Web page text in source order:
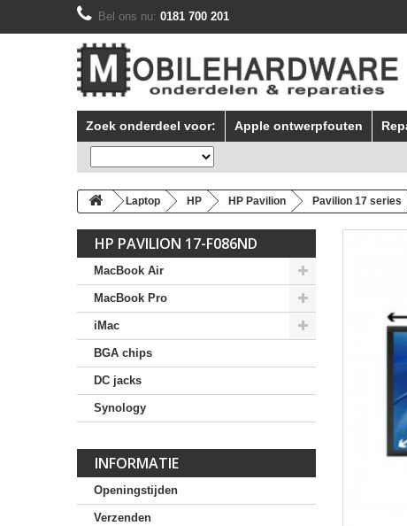
Bel ons nu: 0181 700 201
Zoek onderdeel voor: Apple ontwerpfouten
Laptop HP HP Pavilion Pavilion 17 series
HP PAVILION 17-F086ND
MacBook Air
MacBook Pro
iMac
BGA chips
DC jacks
Synology
INFORMATIE
Openingstijden
Verzenden